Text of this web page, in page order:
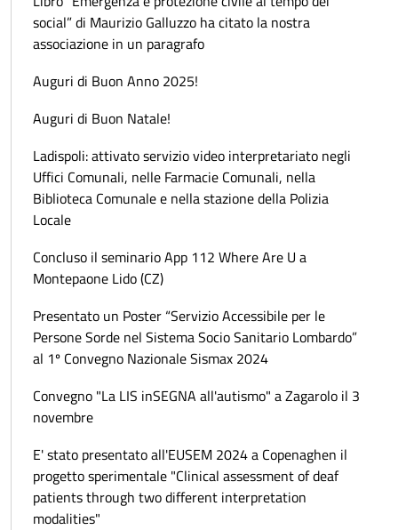
social” di Maurizio Galluzzo ha citato la nostra
associazione in un paragrafo
Auguri di Buon Anno 2025!
Auguri di Buon Natale!
Ladispoli: attivato servizio video interpretariato negli
Uffici Comunali, nelle Farmacie Comunali, nella
Biblioteca Comunale e nella stazione della Polizia
Locale
Concluso il seminario App 112 Where Are U a
Montepaone Lido (CZ)
Presentato un Poster “Servizio Accessibile per le
Persone Sorde nel Sistema Socio Sanitario Lombardo”
al 1º Convegno Nazionale Sismax 2024
Convegno "La LIS inSEGNA all'autismo" a Zagarolo il 3
novembre
E' stato presentato all'EUSEM 2024 a Copenaghen il
progetto sperimentale "Clinical assessment of deaf
patients through two different interpretation
modalities"